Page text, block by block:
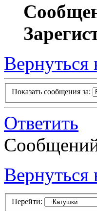
Вернуться
Показать сообщения за:
Ответить
Перейти: